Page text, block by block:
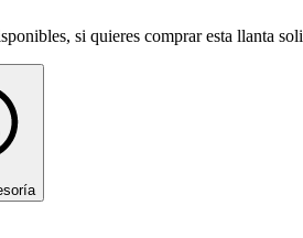
si quieres comprar esta llanta